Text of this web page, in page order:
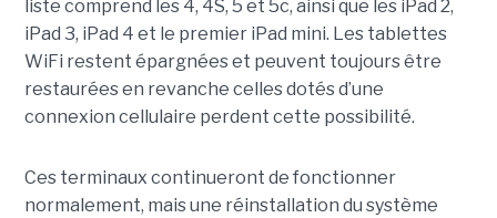
liste comprend les 4, 4S, 5 et 5c, ainsi que les iPad 2,
iPad 3, iPad 4 et le premier iPad mini. Les tablettes
WiFi restent épargnées et peuvent toujours être
restaurées en revanche celles dotés d’une
connexion cellulaire perdent cette possibilité.
Ces terminaux continueront de fonctionner
normalement, mais une réinstallation du système